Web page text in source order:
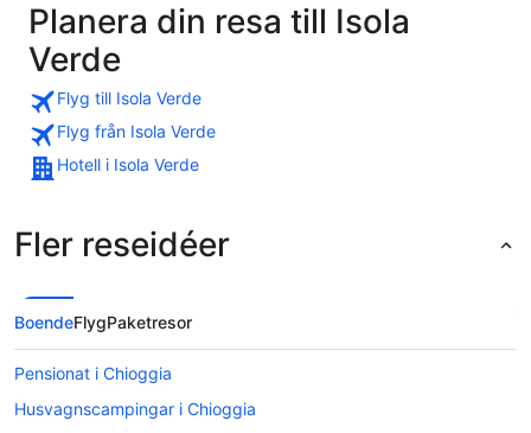
Planera din resa till Isola
Verde
Flyg till Isola Verde
Flyg från Isola Verde
Hotell i Isola Verde
Fler reseidéer
BoendeFlygPaketresor
Pensionat i Chioggia
Husvagnscampingar i Chioggia